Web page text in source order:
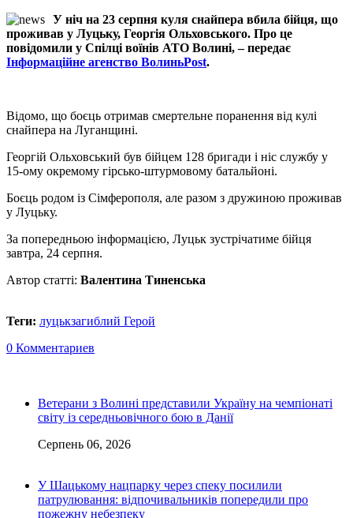
У ніч на 23 серпня куля снайпера вбила бійця, що
проживав у Луцьку, Георгія Ольховського. Про це
повідомили у Спілці воїнів АТО Волині, – передає
Інформаційне агенство ВолиньPost.
Відомо, що боєць отримав смертельне поранення від кулі
снайпера на Луганщині.
Георгій Ольховський був бійцем 128 бригади і ніс службу у
15-ому окремому гірсько-штурмовому батальйоні.
Боєць родом із Сімферополя, але разом з дружиною проживав
у Луцьку.
За попередньою інформацією, Луцьк зустрічатиме бійця
завтра, 24 серпня.
Автор статті: Валентина Тиненська
Теги: луцькзагиблий Герой
0 Комментариев
Ветерани з Волині представили Україну на чемпіонаті
світу із середньовічного бою в Данії
Серпень 06, 2026
У Шацькому нацпарку через спеку посилили
патрулювання: відпочивальників попередили про
пожежну небезпеку